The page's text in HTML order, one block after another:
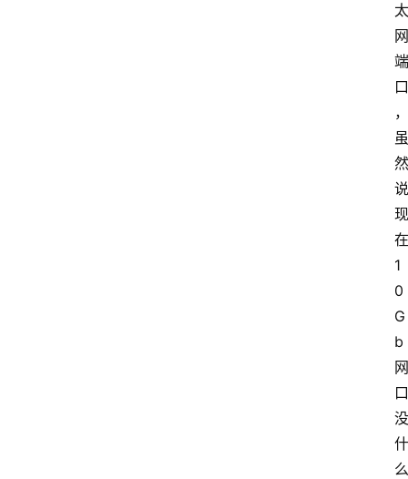
太
网
端
口
，
虽
然
说
现
在
1
0
G
b
网
口
没
什
么